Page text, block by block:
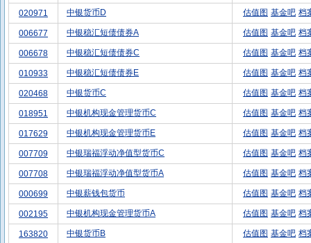
020971 中银货币D 估值图 基金吧 档
006677 中银稳汇短债债券A 估值图 基金吧 档
006678 中银稳汇短债债券C 估值图 基金吧 档
010933 中银稳汇短债债券E 估值图 基金吧 档
020468 中银货币C 估值图 基金吧 档
018951 中银机构现金管理货币C 估值图 基金吧 档
017629 中银机构现金管理货币E 估值图 基金吧 档
007709 中银瑞福浮动净值型货币C 估值图 基金吧 档
007708 中银瑞福浮动净值型货币A 估值图 基金吧 档
000699 中银薪钱包货币 估值图 基金吧 档
002195 中银机构现金管理货币A 估值图 基金吧 档
163820 中银货币B 估值图 基金吧 档